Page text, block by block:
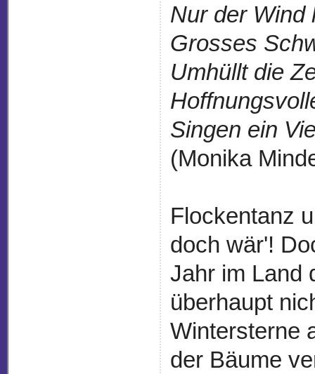
Nur der Wind
Grosses
Umhüllt die
Singen ein
(Monika
Flockentanz
doch wär'!
Jahr im Land
überhaupt
Wintersterne
der Bäume